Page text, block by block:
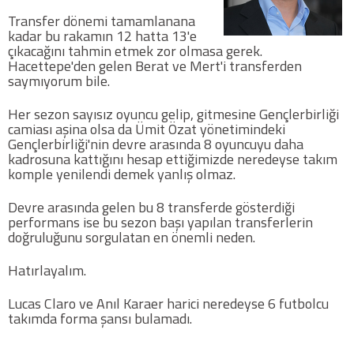
Ankara Takımları
Basketbol
Hentbol
Bisiklet
Diğer Sporlar
Transfer dönemi tamamlanana
kadar bu rakamın 12 hatta 13'e
çıkacağını tahmin etmek zor olmasa gerek.
Hacettepe'den gelen Berat ve Mert'i transferden
saymıyorum bile.
Her sezon sayısız oyuncu gelip, gitmesine Gençlerbirliği
camiası aşina olsa da Ümit Özat yönetimindeki
Gençlerbirliği'nin devre arasında 8 oyuncuyu daha
kadrosuna kattığını hesap ettiğimizde neredeyse takım
komple yenilendi demek yanlış olmaz.
Devre arasında gelen bu 8 transferde gösterdiği
performans ise bu sezon başı yapılan transferlerin
doğruluğunu sorgulatan en önemli neden.
Hatırlayalım.
Lucas Claro ve Anıl Karaer harici neredeyse 6 futbolcu
takımda forma şansı bulamadı.